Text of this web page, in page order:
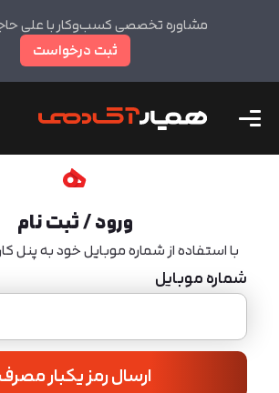
مشاوره تخصصی کسب‌وکار با علی
ثبت درخواست
ورود / ثبت نام
با استفاده از شماره موبایل خود به پنل
شماره موبایل
ارسال رمز یکبار مصرف